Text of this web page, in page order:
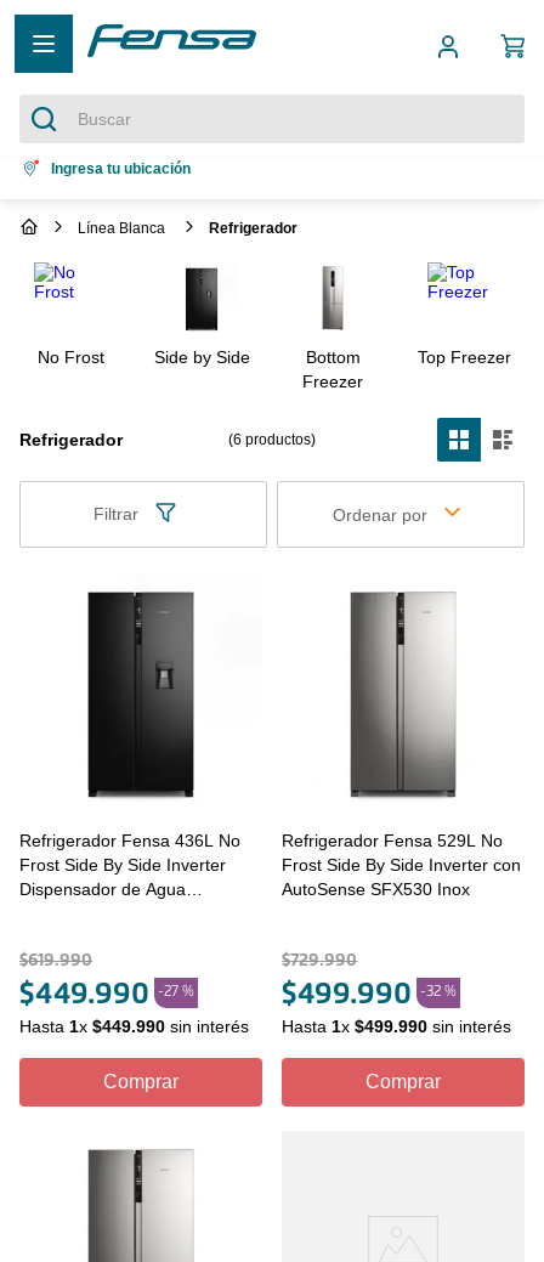
Buscar
Términos más buscados
3.
Ingresa tu ubicación
Línea Blanca Refrigerador
No Frost Side by Side
Bottom
Freezer
Top Freezer
Refrigerador 6 productos
Filtrar Ordenar por
Refrigerador Fensa 436L No
Frost Side By Side Inverter
Dispensador de Agua
$619.990
$449.990 -27 %
Hasta 1x $449.990 sin interés
Comprar
Refrigerador Fensa 529L No
Frost Side By Side Inverter con
AutoSense SFX530 Inox
$729.990
$499.990 -32 %
Hasta1x$499.990 sin interés
Comprar